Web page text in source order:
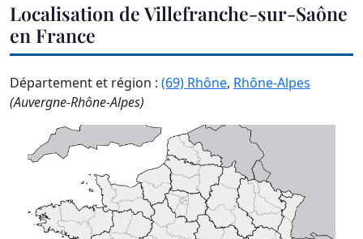
Localisation de Villefranche-sur-Saône
en France
Département et région : (69) Rhône, Rhône-Alpes
(Auvergne-Rhône-Alpes)